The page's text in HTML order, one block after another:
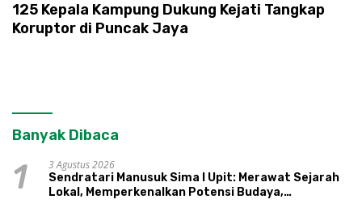
125 Kepala Kampung Dukung Kejati Tangkap
Koruptor di Puncak Jaya
Banyak Dibaca
1
3 Agustus 2026
Sendratari Manusuk Sima I Upit: Merawat Sejarah
Lokal, Memperkenalkan Potensi Budaya,